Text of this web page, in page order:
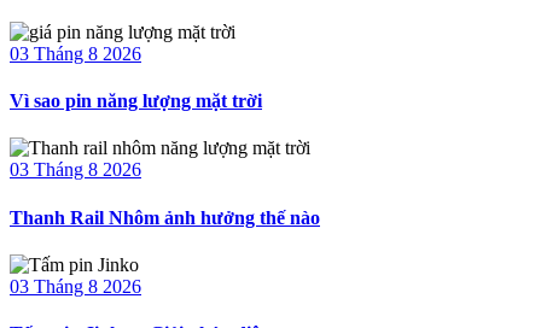
03 Tháng 8 2026
Vì sao pin năng lượng mặt trời
03 Tháng 8 2026
Thanh Rail Nhôm ảnh hưởng thế nào
03 Tháng 8 2026